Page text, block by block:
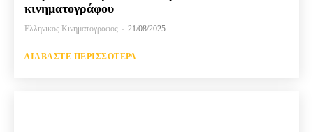
κινηματογράφου
Ελληνικος Κινηματογραφος - 21/08/2025
ΔΙΑΒΆΣΤΕ ΠΕΡΙΣΣΌΤΕΡΑ